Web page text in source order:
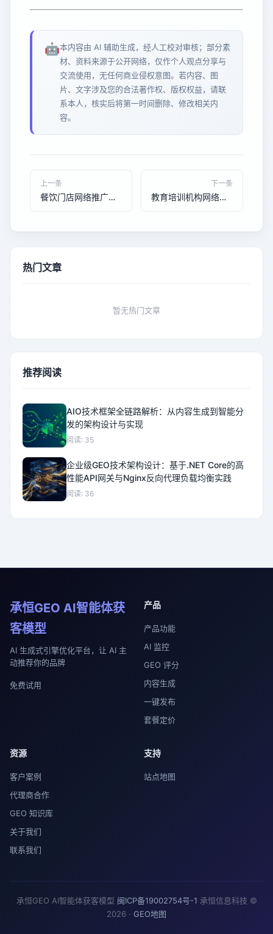
🤖本内容由 AI 辅助生成，经人工校对审核；部分素
材、资料来源于公开网络，仅作个人观点分享与
交流使用，无任何商业侵权意图。若内容、图
片、文字涉及您的合法著作权、版权权益，请联
系本人，核实后将第一时间删除、修改相关内
容。
上一条
餐饮门店网络推广实操手册：五个低成本获客方法让门店不缺客人
下一条
教育培训机构网络推广实操指南：五个获客策略破解招生难题
热门文章
暂无热门文章
推荐阅读
AIO技术框架全链路解析：从内容生成到智能分
发的架构设计与实现
阅读: 35
企业级GEO技术架构设计：基于.NET Core的高
性能API网关与Nginx反向代理负载均衡实践
阅读: 36
承恒GEO AI智能体获
客模型
AI 生成式引擎优化平台，让 AI 主
动推荐你的品牌
免费试用
产品
产品功能
AI 监控
GEO 评分
内容生成
一键发布
套餐定价
资源
客户案例
代理商合作
GEO 知识库
关于我们
联系我们
支持
站点地图
承恒GEO AI智能体获客模型 闽ICP备19002754号-1 承恒信息科技 ©
2026 · GEO地图